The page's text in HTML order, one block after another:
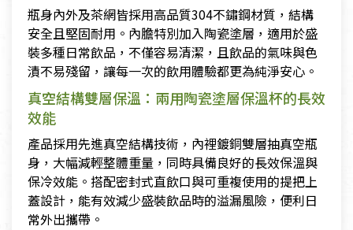
瓶身內外及茶網皆採用高品質304不鏽鋼材質，結構
安全且堅固耐用。內膽特別加入陶瓷塗層，適用於盛
裝多種日常飲品，不僅容易清潔，且飲品的氣味與色
漬不易殘留，讓每一次的飲用體驗都更為純淨安心。
真空結構雙層保溫：兩用陶瓷塗層保溫杯的長效
效能
產品採用先進真空結構技術，內裡鍍銅雙層抽真空瓶
身，大幅減輕整體重量，同時具備良好的長效保溫與
保冷效能。搭配密封式直飲口與可重複使用的提把上
蓋設計，能有效減少盛裝飲品時的溢漏風險，便利日
常外出攜帶。